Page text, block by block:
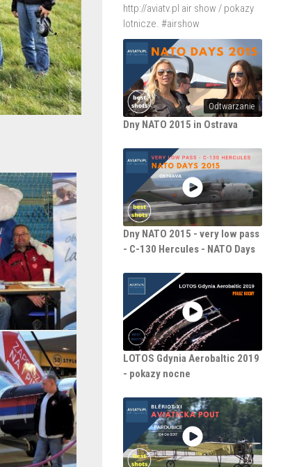
http://aviatv.pl air show / pokazy
lotnicze. #airshow
Odtwarzanie
Dny NATO 2015 in Ostrava
Dny NATO 2015 - very low pass
- C-130 Hercules - NATO Days
LOTOS Gdynia Aerobaltic 2019
- pokazy nocne